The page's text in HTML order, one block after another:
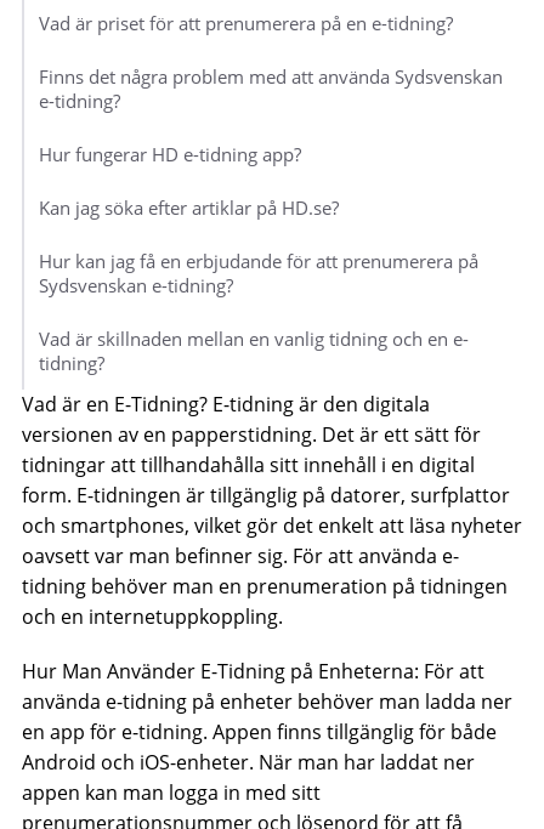
Vad är priset för att prenumerera på en e-tidning?
Finns det några problem med att använda Sydsvenskan
e-tidning?
Hur fungerar HD e-tidning app?
Kan jag söka efter artiklar på HD.se?
Hur kan jag få en erbjudande för att prenumerera på
Sydsvenskan e-tidning?
Vad är skillnaden mellan en vanlig tidning och en e-
tidning?
Vad är en E-Tidning? E-tidning är den digitala
versionen av en papperstidning. Det är ett sätt för
tidningar att tillhandahålla sitt innehåll i en digital
form. E-tidningen är tillgänglig på datorer, surfplattor
och smartphones, vilket gör det enkelt att läsa nyheter
oavsett var man befinner sig. För att använda e-
tidning behöver man en prenumeration på tidningen
och en internetuppkoppling.
Hur Man Använder E-Tidning på Enheterna: För att
använda e-tidning på enheter behöver man ladda ner
en app för e-tidning. Appen finns tillgänglig för både
Android och iOS-enheter. När man har laddat ner
appen kan man logga in med sitt
prenumerationsnummer och lösenord för att få